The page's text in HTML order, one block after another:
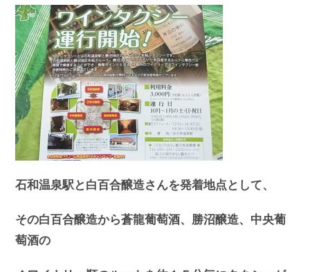
石和温泉駅と白百合醸造さんを発着地点として、
その白百合醸造から蒼龍葡萄酒、勝沼醸造、中央葡
萄酒の